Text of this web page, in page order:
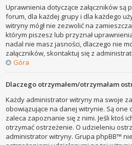
Uprawnienia dotyczące załączników są
forum, dla każdej grupy i dla każdego
witryny mógł nie zezwolić na
którym piszesz lub przyznał
nadal nie masz jasności, dlaczego nie
załączników, skontaktuj się z
Góra
Dlaczego otrzymałem/otrzymałam
Każdy administrator witryny ma swoje
obowiązujące na danej witrynie. Są
zaleca zapoznanie się z nimi. Jeśli ktoś
otrzymać ostrzeżenie. O udzieleniu
administrator witryny. Grupa phpBB™